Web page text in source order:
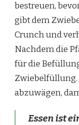
bestreuen,
gibt dem
Crunch und
Nachdem die
für die
Zwiebelfüllung.
abzuwägen,
Essen ist